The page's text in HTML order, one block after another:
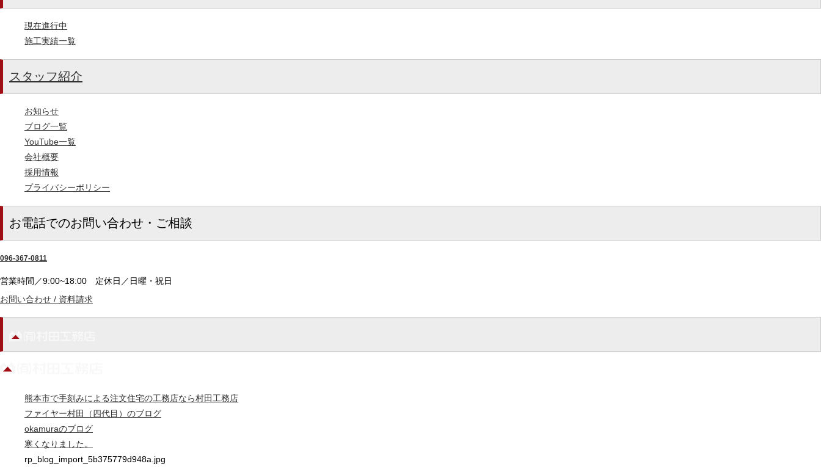
現在進行中
施工実績一覧
スタッフ紹介
お知らせ
ブログ一覧
YouTube一覧
会社概要
採用情報
プライバシーポリシー
お電話でのお問い合わせ・ご相談
096-367-0811
営業時間／9:00~18:00 定休日／日曜・祝日
お問い合わせ / 資料請求
熊本市で手刻みによる注文住宅の工務店なら村田工務店
ファイヤー村田（四代目）のブログ
okamuraのブログ
寒くなりました。
rp_blog_import_5b375779d948a.jpg